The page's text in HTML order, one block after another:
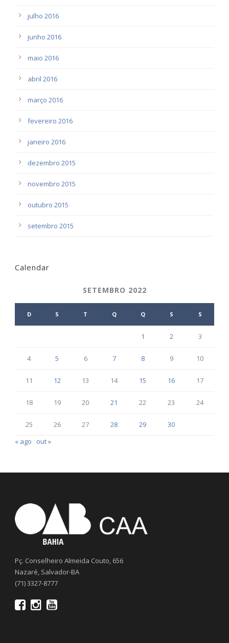
julho 2016
junho 2016
maio 2016
abril 2016
março 2016
fevereiro 2016
janeiro 2016
dezembro 2015
novembro 2015
outubro 2015
setembro 2015
Calendar
SETEMBRO 2022
D S T Q Q S S
1 2 3
4 5 6 7 8 9 10
11 12 13 14 15 16 17
18 19 20 21 22 23 24
25 26 27 28 29
30
« ago
out »
Pç. Conselheiro Almeida Couto, 656
Nazaré, Salvador-BA
(71) 3327-8777